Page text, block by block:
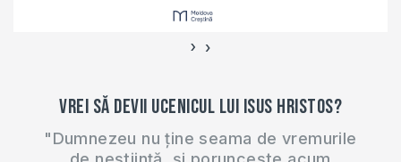
‹ ›
Vrei să devii ucenicul lui Isus Hristos?
"Dumnezeu nu ține seama de vremurile